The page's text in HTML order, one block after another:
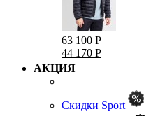
63 100 Р
44 170 Р
АКЦИЯ
Скидки Sport